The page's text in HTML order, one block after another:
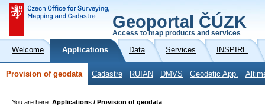
Geoportal ČÚZK
Access to map products and services
Welcome Applications Data Services INSPIRE
Provision of geodata Cadastre RUIAN DMVS Geodetic App.
You are here: Applications / Provision of geodata